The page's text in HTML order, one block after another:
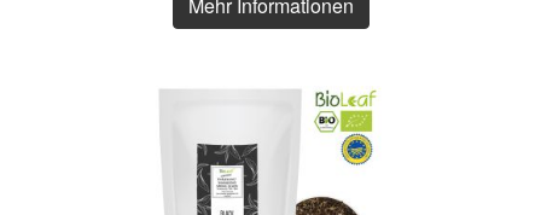
Mehr Informationen